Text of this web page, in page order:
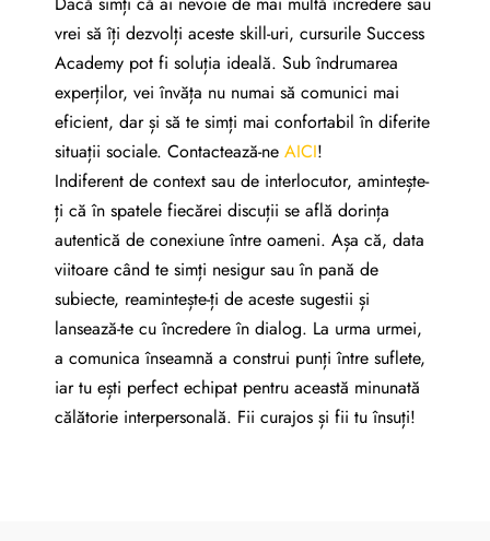
vrei să îți dezvolți aceste skill-uri, cursurile Success
Academy pot fi soluția ideală. Sub îndrumarea
experților, vei învăța nu numai să comunici mai
eficient, dar și să te simți mai confortabil în diferite
situații sociale. Contactează-ne AICI!
Indiferent de context sau de interlocutor, amintește-
ți că în spatele fiecărei discuții se află dorința
autentică de conexiune între oameni. Așa că, data
viitoare când te simți nesigur sau în pană de
subiecte, reamintește-ți de aceste sugestii și
lansează-te cu încredere în dialog. La urma urmei,
a comunica înseamnă a construi punți între suflete,
iar tu ești perfect echipat pentru această minunată
călătorie interpersonală. Fii curajos și fii tu însuți!